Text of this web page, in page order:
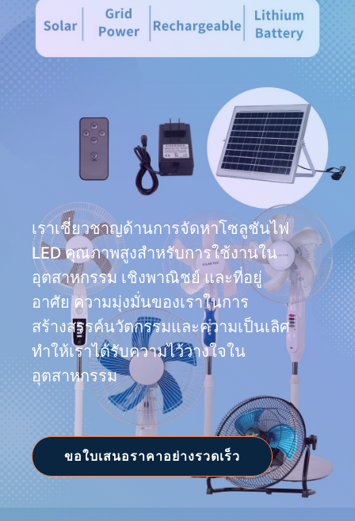
เราเชี่ยวชาญด้านการจัดหาโซลูชันไฟ
LED คุณภาพสูงสำหรับการใช้งานใน
อุตสาหกรรม เชิงพาณิชย์ และที่อยู่
อาศัย ความมุ่งมั่นของเราในการ
สร้างสรรค์นวัตกรรมและความเป็นเลิศ
ทำให้เราได้รับความไว้วางใจใน
อุตสาหกรรม
ขอใบเสนอราคาอย่างรวดเร็ว